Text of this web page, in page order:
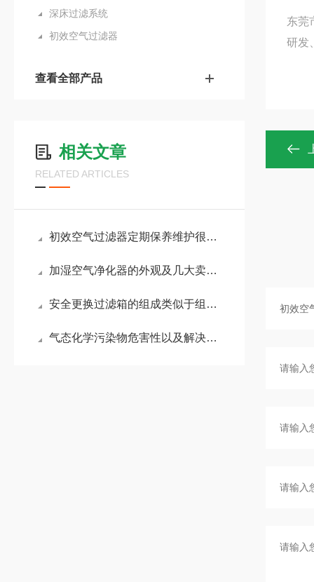
深床过滤系统
初效空气过滤器
查看全部产品
相关文章
RELATED ARTICLES
初效空气过滤器定期保养维护很有必要
加湿空气净化器的外观及几大卖点,你知道吗？
安全更换过滤箱的组成类似于组合式空调机组
气态化学污染物危害性以及解决方案
东莞
研发